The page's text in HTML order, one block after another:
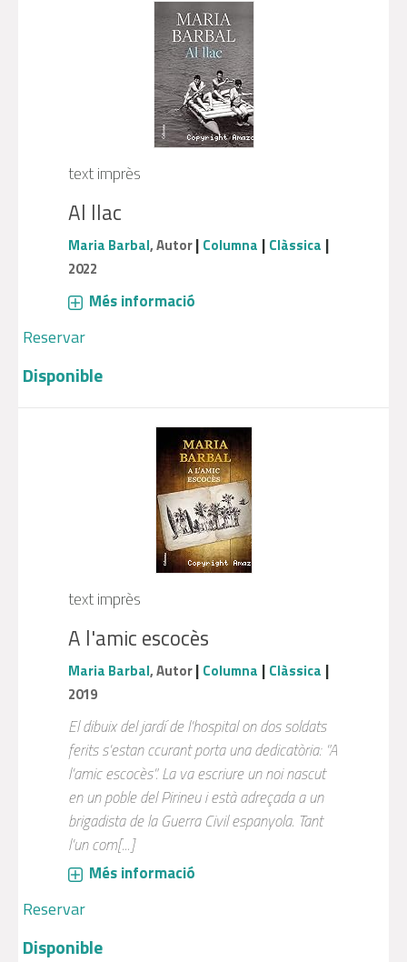
text imprès
Al llac
Maria Barbal, Autor| Columna | Clàssica |
2022
Més informació
Reservar
Disponible
text imprès
A l'amic escocès
Maria Barbal, Autor| Columna | Clàssica |
2019
El dibuix del jardí de l'hospital on dos soldats
ferits s'estan ccurant porta una dedicatòria: "A
l'amic escocès". La va escriure un noi nascut
en un poble del Pirineu i està adreçada a un
brigadista de la Guerra Civil espanyola. Tant
l'un com[...]
Més informació
Reservar
Disponible